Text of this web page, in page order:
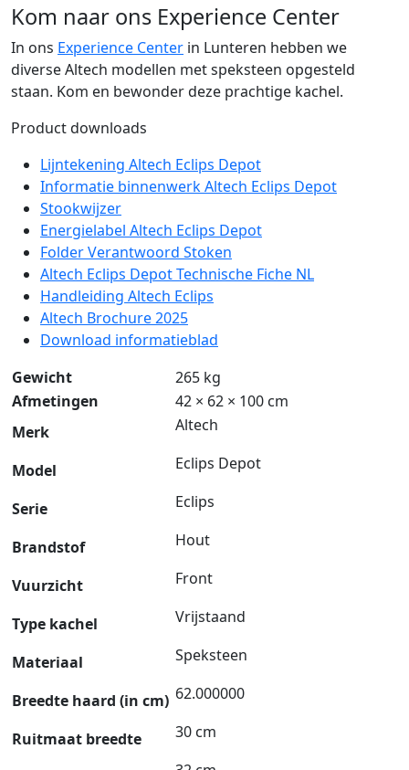
Kom naar ons Experience Center
In ons Experience Center in Lunteren hebben we
diverse Altech modellen met speksteen opgesteld
staan. Kom en bewonder deze prachtige kachel.
Product downloads
Lijntekening Altech Eclips Depot
Informatie binnenwerk Altech Eclips Depot
Stookwijzer
Energielabel Altech Eclips Depot
Folder Verantwoord Stoken
Altech Eclips Depot Technische Fiche NL
Handleiding Altech Eclips
Altech Brochure 2025
Download informatieblad
Gewicht
265 kg
Afmetingen
42 × 62 × 100 cm
Merk
Altech
Model Eclips Depot
Serie Eclips
Brandstof Hout
Vuurzicht Front
Type kachel Vrijstaand
Materiaal Speksteen
Breedte haard (in cm) 62.000000
Ruitmaat breedte 30 cm